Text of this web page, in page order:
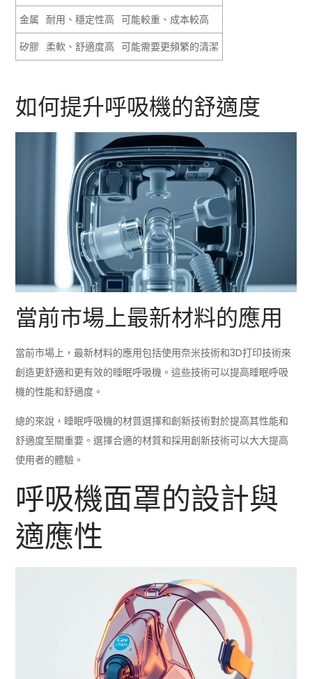
金属 耐用、穩定性高 可能較重、成本較高
矽膠 柔軟、舒適度高 可能需要更頻繁的清潔
如何提升呼吸機的舒適度
當前市場上最新材料的應用
當前市場上，最新材料的應用包括使用奈米技術和3D打印技術來
創造更舒適和更有效的睡眠呼吸機。這些技術可以提高睡眠呼吸
機的性能和舒適度。
總的來說，睡眠呼吸機的材質選擇和創新技術對於提高其性能和
舒適度至關重要。選擇合適的材質和採用創新技術可以大大提高
使用者的體驗。
呼吸機面罩的設計與
適應性